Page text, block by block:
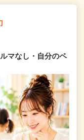
マなし・自分のペ